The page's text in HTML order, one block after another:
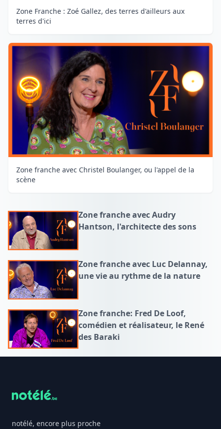
Zone Franche : Zoé Gallez, des terres d'ailleurs aux
terres d'ici
Zone franche avec Christel Boulanger, ou l'appel de la
scène
Zone franche avec Audry
Hantson, l'architecte des sons
Zone franche avec Luc Delannay,
une vie au rythme de la nature
Zone franche: Fred De Loof,
comédien et réalisateur, le René
des Baraki
notélé, encore plus proche